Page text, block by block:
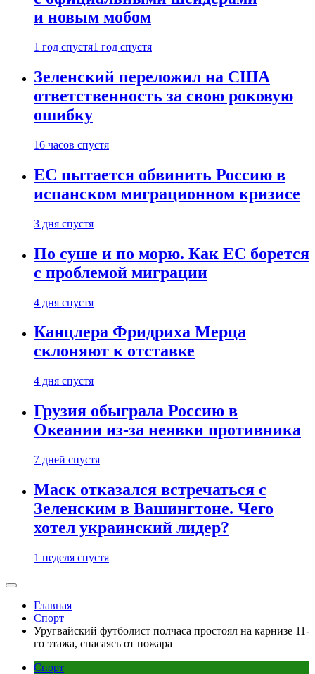
и новым мобом
1 год спустя1 год спустя
Зеленский переложил на США
ответственность за свою роковую
ошибку
16 часов спустя
ЕС пытается обвинить Россию в
испанском миграционном кризисе
3 дня спустя
По суше и по морю. Как ЕС борется
с проблемой миграции
4 дня спустя
Канцлера Фридриха Мерца
склоняют к отставке
4 дня спустя
Грузия обыграла Россию в
Океании из-за неявки противника
7 дней спустя
Маск отказался встречаться с
Зеленским в Вашингтоне. Чего
хотел украинский лидер?
1 неделя спустя
Главная
Спорт
Уругвайский футболист полчаса простоял на карнизе 11-
го этажа, спасаясь от пожара
Спорт